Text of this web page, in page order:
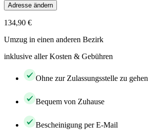
Adresse ändern
134,90 €
Umzug in einen anderen Bezirk
inklusive aller Kosten & Gebühren
Ohne zur Zulassungsstelle zu gehen
Bequem von Zuhause
Bescheinigung per E-Mail